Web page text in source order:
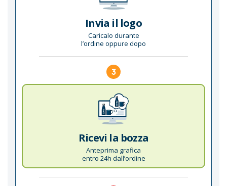
Invia il logo
Caricalo durante
l’ordine oppure dopo
3
Ricevi la bozza
Anteprima grafica
entro 24h dall’ordine